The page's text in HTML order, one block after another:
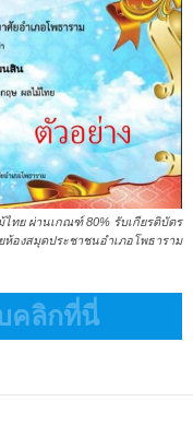
ทย ผ่านเกณฑ์ 80% รับเกียรติบัตร
ห้องสมุดประชาชนอำเภอโพธาราม
คลิกที่นี่